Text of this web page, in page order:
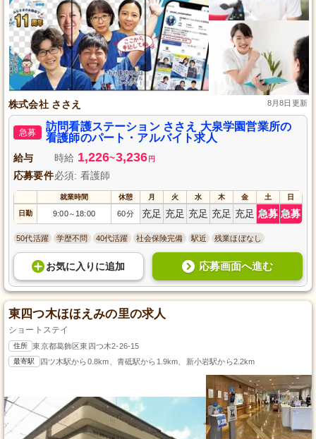
株式会社 ささえ 8月8日更新
急募
訪問看護ステーション ささえ 大泉学園営業所の
看護師のパート・アルバイト求人
給与 時給 1,226~3,236 円
応募要件必須: 看護師
就業時間 休憩 月 火 水 木 金 土 日
日勤 9:00～ 18:00 60分 充足 充足 充足 充足 充足 急募 急募
50代活躍 学歴不問 40代活躍 社会保険完備 駅近 残業ほぼなし
お気に入り に追加 応募画面へ進む
東四つ木ほほえみの里の求人
ショートステイ
住所 東京都葛飾区東四つ木2-26-15
最寄駅 四ツ木駅から0.8km、青砥駅から1.9km、新小岩駅から2.2km